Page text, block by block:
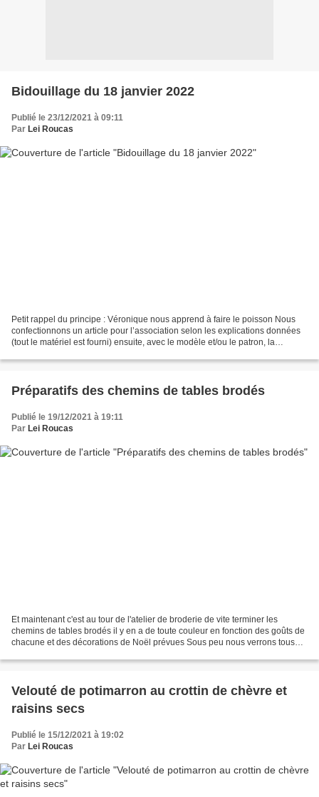
Bidouillage du 18 janvier 2022
Publié le 23/12/2021 à 09:11
Par Lei Roucas
Petit rappel du principe : Véronique nous apprend à faire le poisson Nous
confectionnons un article pour l’association selon les explications données
(tout le matériel est fourni) ensuite, avec le modèle et/ou le patron, la
Préparatifs des chemins de tables brodés
Publié le 19/12/2021 à 19:11
Par Lei Roucas
Et maintenant c'est au tour de l'atelier de broderie de vite terminer les
chemins de tables brodés il y en a de toute couleur en fonction des goûts de
chacune et des décorations de Noël prévues Sous peu nous verrons tous
Velouté de potimarron au crottin de chèvre et
raisins secs
Publié le 15/12/2021 à 19:02
Par Lei Roucas